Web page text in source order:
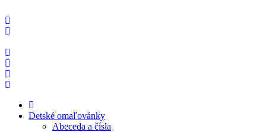
na
obsah
Detské omaľovánky
Abeceda a čísla